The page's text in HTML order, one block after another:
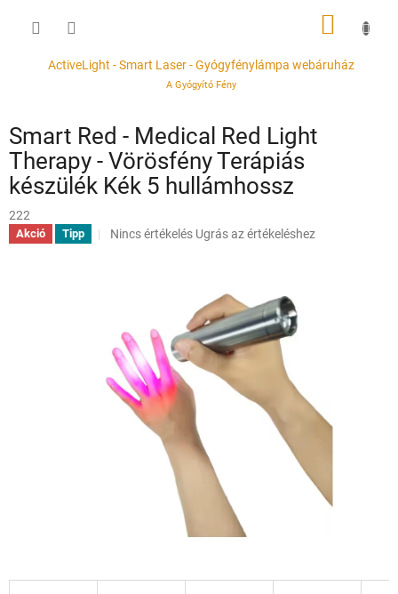
tartalomhozActiveLight - Smart Laser - Gyógyfénylámpa webáruház
A Gyógyító Fény
KOSÁR
Smart Red - Medical Red Light
Therapy - Vörösfény Terápiás
készülék Kék 5 hullámhossz
222
Akció Tipp
A
0,0
csillag.
Nincs értékelés Ugrás az értékeléshez